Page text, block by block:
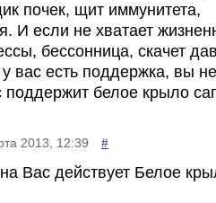
почек, щит иммунитета,
И если не хватает
бессонница, скачет
вас есть поддержка, вы
поддержит белое крыло
2013, 12:39 #
Вас действует Белое